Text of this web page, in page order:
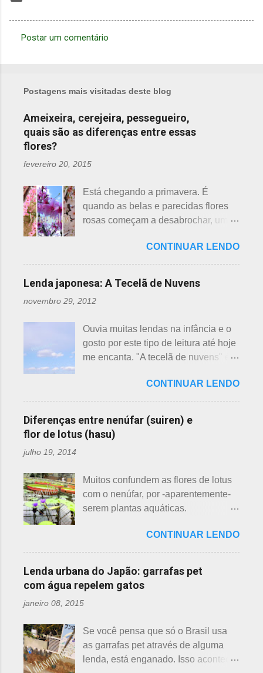
n
t
á
r
o
s
Postar um comentário
Postagens mais visitadas deste blog
Ameixeira, cerejeira, pessegueiro,
quais são as diferenças entre essas
flores?
fevereiro 20, 2015
Está chegando a primavera. É
quando as belas e parecidas flores
rosas começam a desabrochar, uma
fevereiro, a segunda em março e, no
final de março até abril, as cerejeiras.
Lembrando que o clima pode
ou atrasando a florescência. Também
identificação ou com o nome das
flores, pelas cores e algumas
semelhanças. Saiba como identificar
parecidas: - Ameixeira - Ume 梅 A
primeira a florescer é a ameixeira.
Particularmente, dessas 3 flores,
gosto mais da ameixeira. O período
Ameixeiras não tem caule e as flores
brotam diretamente dos ramos. Cada
junta no botão tem apenas uma flor e
é relativamente espaçoso. As pétalas
são arredondadas. - Pessegueiro -
árvores do pessegueiro são mais
baixas, geralmente apresen...
CONTINUAR LENDO
Lenda japonesa: A Tecelã de Nuvens
novembro 29, 2012
Ouvia muitas lendas na infância e o
gosto por este tipo de leitura até hoje
me encanta. "A tecelã de nuvens" é
japonesas e - embora muitos
conheçam - compartilho aos que
ainda não tiveram essa
oportunidade. A tecelã de nuvens Há
muito tempo atrás, na terra do sol
suas terras para o plantio. Sozinho
no mundo e muito triste, pois a mãe,
que era tecelã, havia falecido
para ajudá-lo nessa tarefa. Eis que
estava ele semeando e, de repente,
viu uma cobra rastejando no chão.
Sei percebeu que a cobra deslizou
aranha suspensa por um fio de seda
da teia. A aranha fez Sei lembrar da
mãe - pequena e indefesa - e
imediatamente levou a cobra para
CONTINUAR LENDO
Diferenças entre nenúfar (suiren) e
flor de lotus (hasu)
julho 19, 2014
Muitos confundem as flores de lotus
com o nenúfar, por -aparentemente-
serem plantas aquáticas.
na água, no entanto, existem
diferenças. Nenúfar brota na água e
flor de lotus no chão lodoso que,
popularmente, dizemos brejo. Vou
explicar de maneira bem objetiva,
qual a diferença entre o nenúfar -
hasu, em japonês. Basta dar uma
olhada nas flores para perceber as
grandes diferenças e, para isso, vou
CONTINUAR LENDO
Lenda urbana do Japão: garrafas pet
com água repelem gatos
janeiro 08, 2015
Se você pensa que só o Brasil usa
as garrafas pet através de alguma
lenda, está enganado. Isso acontece